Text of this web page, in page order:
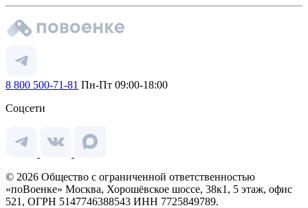
8 800 500-71-81 Пн-Пт 09:00-18:00
Соцсети
© 2026 Общество с ограниченной ответственностью
«поВоенке» Москва, Хорошёвское шоссе, 38к1, 5 этаж, офис
521, ОГРН 5147746388543 ИНН 7725849789.